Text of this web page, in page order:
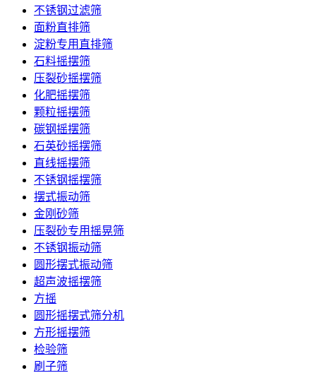
不锈钢过滤筛
面粉直排筛
淀粉专用直排筛
石料摇摆筛
压裂砂摇摆筛
化肥摇摆筛
颗粒摇摆筛
碳钢摇摆筛
石英砂摇摆筛
直线摇摆筛
不锈钢摇摆筛
摆式振动筛
金刚砂筛
压裂砂专用摇晃筛
不锈钢振动筛
圆形摆式振动筛
超声波摇摆筛
方摇
圆形摇摆式筛分机
方形摇摆筛
检验筛
刷子筛